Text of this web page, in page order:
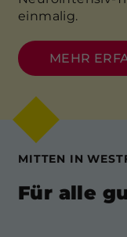
einmalig.
MEHR
MITTEN IN
Für alle